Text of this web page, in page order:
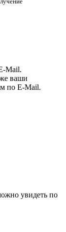
Mail.
ваши
по E-Mail.
увидеть по